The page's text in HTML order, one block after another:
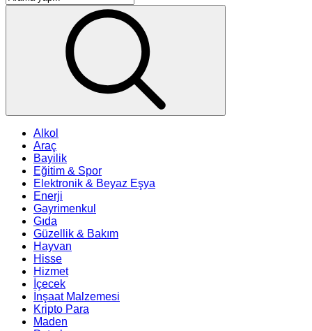
Alkol
Araç
Bayilik
Eğitim & Spor
Elektronik & Beyaz Eşya
Enerji
Gayrimenkul
Gıda
Güzellik & Bakım
Hayvan
Hisse
Hizmet
İçecek
İnşaat Malzemesi
Kripto Para
Maden